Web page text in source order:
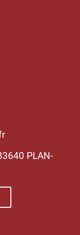
PLAN-